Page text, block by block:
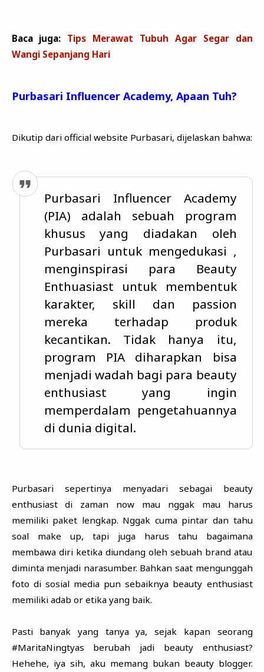
Baca juga: Tips Merawat Tubuh Agar Segar dan
Wangi Sepanjang Hari
Purbasari Influencer Academy, Apaan Tuh?
Dikutip dari official website Purbasari, dijelaskan bahwa:
Purbasari Influencer Academy
(PIA) adalah sebuah program
khusus yang diadakan oleh
Purbasari untuk mengedukasi ,
menginspirasi para Beauty
Enthuasiast untuk membentuk
karakter, skill dan passion
mereka terhadap produk
kecantikan. Tidak hanya itu,
program PIA diharapkan bisa
menjadi wadah bagi para beauty
enthusiast yang ingin
memperdalam pengetahuannya
di dunia digital.
Purbasari sepertinya menyadari sebagai beauty
enthusiast di zaman now mau nggak mau harus
memiliki paket lengkap. Nggak cuma pintar dan tahu
soal make up, tapi juga harus tahu bagaimana
membawa diri ketika diundang oleh sebuah brand atau
diminta menjadi narasumber. Bahkan saat mengunggah
foto di sosial media pun sebaiknya beauty enthusiast
memiliki adab or etika yang baik.
Pasti banyak yang tanya ya, sejak kapan seorang
#MaritaNingtyas berubah jadi beauty enthusiast?
Hehehe, iya sih, aku memang bukan beauty blogger.